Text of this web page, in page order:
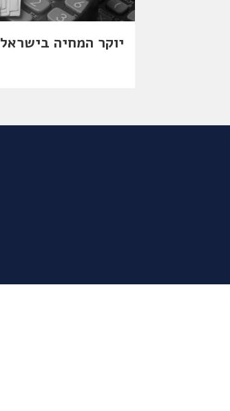
יוקר המחיה בישראל